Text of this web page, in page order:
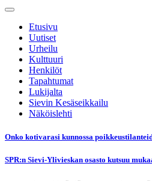
Etusivu
Uutiset
Urheilu
Kulttuuri
Henkilöt
Tapahtumat
Lukijalta
Sievin Kesäseikkailu
Näköislehti
Onko kotivarasi kunnossa
SPR:n Sievi-Ylivieskan osasto kutsuu